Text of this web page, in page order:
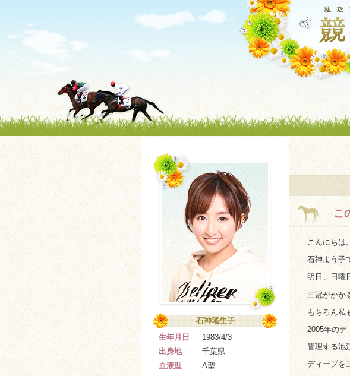
こ
こんにちは
石神よう子
明日、日曜
三冠がかか
もちろん私
2005年のデ
管理する池
ディープを
石神瑤生子
生年月日
1983/4/3
出身地
千葉県
血液型
A型